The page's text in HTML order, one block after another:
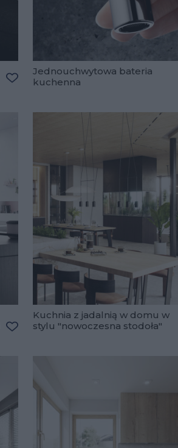
Jednouchwytowa bateria
kuchenna
Kuchnia z jadalnią w domu w
stylu "nowoczesna stodoła"